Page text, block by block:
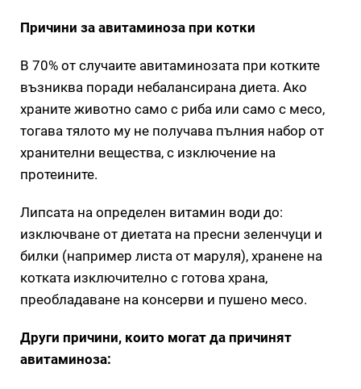
Причини за авитаминоза при котки
В 70% от случаите авитаминозата при котките
възниква поради небалансирана диета. Ако
храните животно само с риба или само с месо,
тогава тялото му не получава пълния набор от
хранителни вещества, с изключение на
протеините.
Липсата на определен витамин води до:
изключване от диетата на пресни зеленчуци и
билки (например листа от маруля), хранене на
котката изключително с готова храна,
преобладаване на консерви и пушено месо.
Други причини, които могат да причинят
авитаминоза: